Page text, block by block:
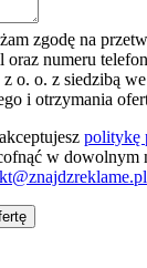
zgodę na
oraz numeru
o. o. z siedzibą
i otrzymania
politykę
w dowolnym